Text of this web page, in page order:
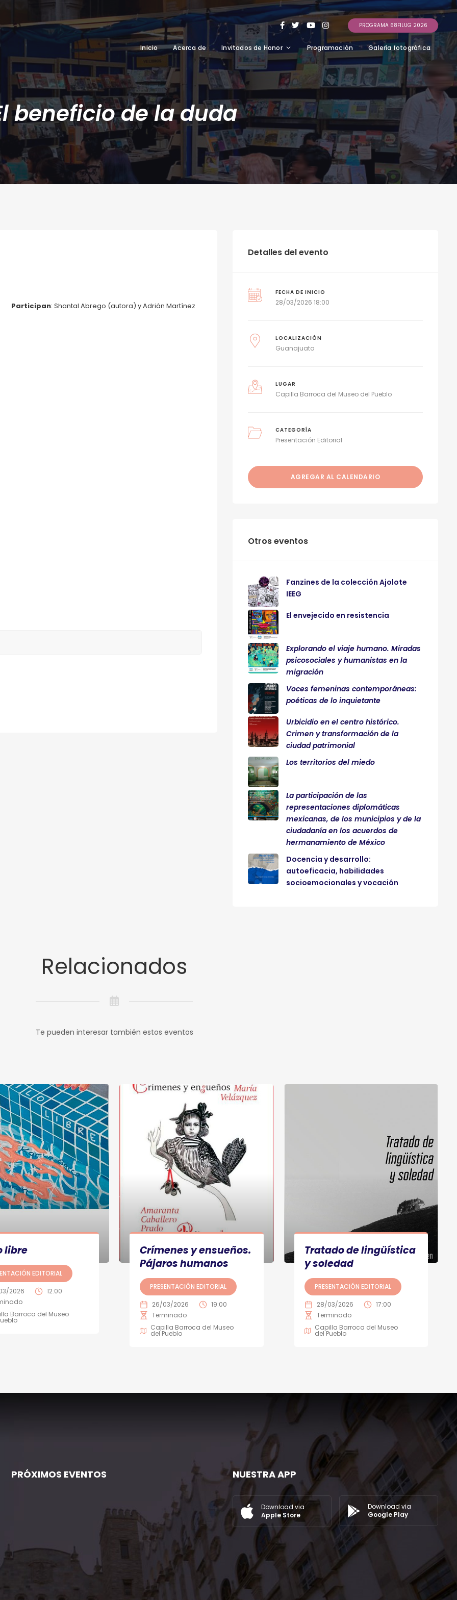
PROGRAMA 68FILUG 2026
Inicio Acerca de Invitados de Honor Programación Galería fotográfica
beneficio de la duda
Participan: Shantal Abrego (autora) y Adrián Martínez
Detalles del evento
FECHA DE INICIO
28/03/2026 18:00
LOCALIZACIÓN
Guanajuato
LUGAR
Capilla Barroca del Museo del Pueblo
CATEGORÍA
Presentación Editorial
AGREGAR AL CALENDARIO
Otros eventos
Fanzines de la colección Ajolote
IEEG
El envejecido en resistencia
Explorando el viaje humano. Miradas
psicosociales y humanistas en la
migración
Voces femeninas contemporáneas:
poéticas de lo inquietante
Urbicidio en el centro histórico.
Crimen y transformación de la
ciudad patrimonial
Los territorios del miedo
La participación de las
representaciones diplomáticas
mexicanas, de los municipios y de la
ciudadanía en los acuerdos de
hermanamiento de México
Docencia y desarrollo:
autoeficacia, habilidades
socioemocionales y vocación
Relacionados
Te pueden interesar también estos eventos
libre
EDITORIAL
2026
12:00
Barroca del Museo
Crímenes y ensueños.
Pájaros humanos
PRESENTACIÓN EDITORIAL
26/03/2026
19:00
Terminado
Capilla Barroca del Museo
del Pueblo
Tratado de lingüística
y soledad
PRESENTACIÓN EDITORIAL
28/03/2026
17:00
Terminado
Capilla Barroca del Museo
del Pueblo
PRÓXIMOS EVENTOS NUESTRA APP
Download via
Apple Store
Download via
Google Play